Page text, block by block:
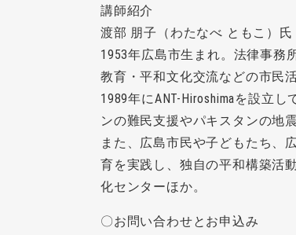
講師紹介
渡部 朋子（わたなべ ともこ）氏
1953年広島市生まれ。法律事務
教育・平和文化交流などの市民
1989年にANT-Hiroshimaを設立
ンの難民支援やパキスタンの地
また、広島市民や子どもたち、
育を実践し、独自の平和構築活
化センターほか。
〇お問い合わせとお申込み